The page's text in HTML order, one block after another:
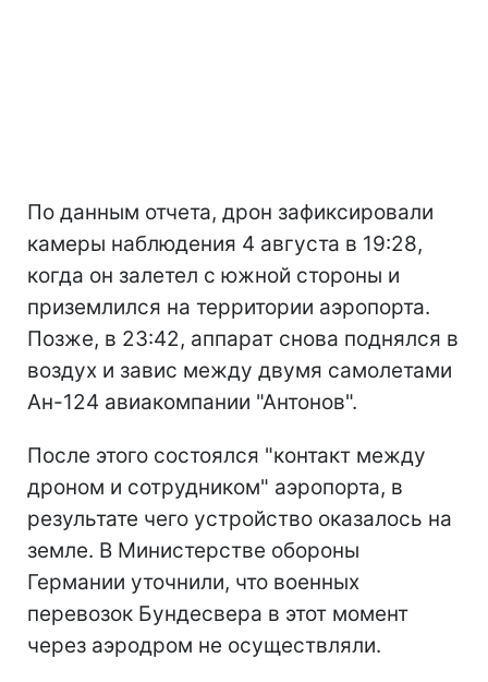
По данным отчета, дрон зафиксировали
камеры наблюдения 4 августа в 19:28,
когда он залетел с южной стороны и
приземлился на территории аэропорта.
Позже, в 23:42, аппарат снова поднялся в
воздух и завис между двумя самолетами
Ан-124 авиакомпании "Антонов".
После этого состоялся "контакт между
дроном и сотрудником" аэропорта, в
результате чего устройство оказалось на
земле. В Министерстве обороны
Германии уточнили, что военных
перевозок Бундесвера в этот момент
через аэродром не осуществляли.